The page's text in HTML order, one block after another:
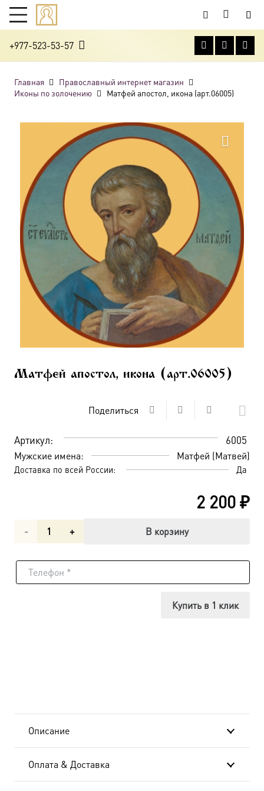
+977-523-53-57
Главная
Православный интернет магазин
Иконы по золочению
Матфей апостол, икона (арт.06005)
Матфей апостол, икона (арт.06005)
Поделиться
Артикул: 6005
Мужские имена: Матфей (Матвей)
Доставка по всей России: Да
2 200₽
Количество
Матфей
В корзину
Купить в 1 клик
Описание
Оплата & Доставка